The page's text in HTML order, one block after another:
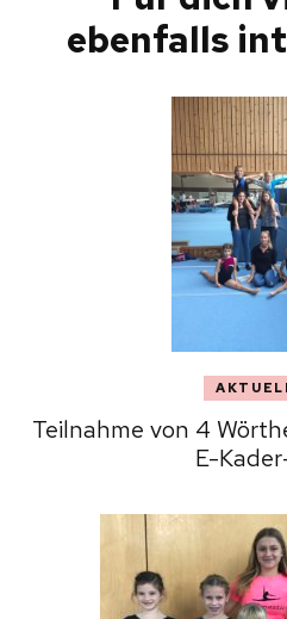
ebenfalls
Teilnahme von 4
E-